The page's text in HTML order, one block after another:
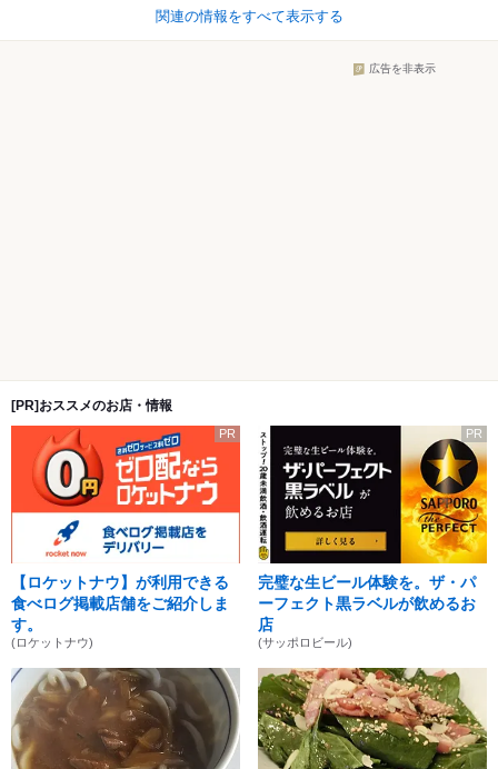
関連の情報をすべて表示する
広告を非表示
[PR]おススメのお店・情報
PR
【ロケットナウ】が利用できる
食べログ掲載店舗をご紹介しま
す。
(ロケットナウ)
PR
完璧な生ビール体験を。ザ・パ
ーフェクト黒ラベルが飲めるお
店
(サッポロビール)